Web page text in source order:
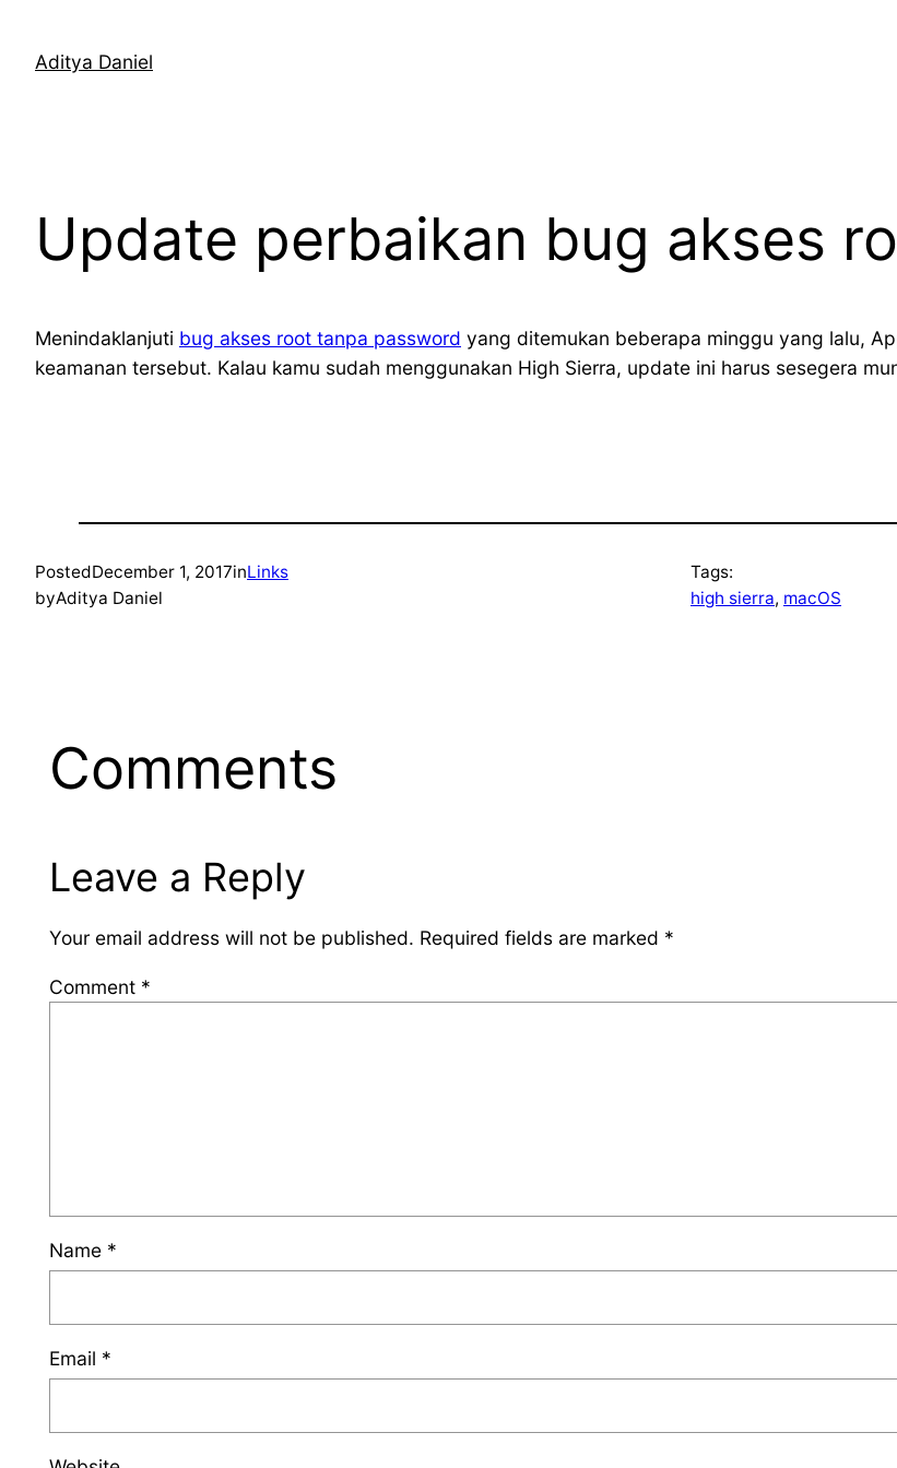
contentAditya Daniel
Update perbaikan bug akses
Menindaklanjuti bug akses root tanpa password yang ditemukan beberapa minggu yang lalu,
keamanan tersebut. Kalau kamu sudah menggunakan High Sierra, update ini harus sesegera
PostedDecember 1, 2017inLinks
byAditya Daniel
Tags:
high sierra, macOS
Comments
Leave a Reply
Your email address will not be published. Required fields are marked *
Comment *
Name *
Email *